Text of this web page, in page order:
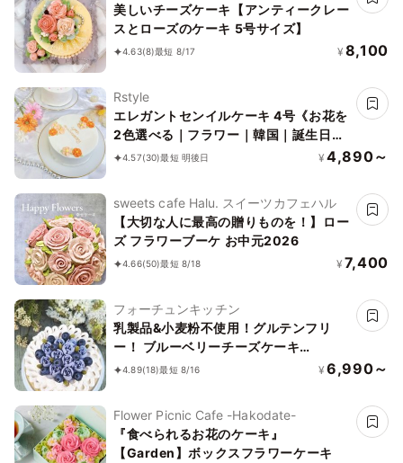
美しいチーズケーキ【アンティークレー
スとローズのケーキ 5号サイズ】
4.63(8)最短 8/17 ¥ 8,100
Rstyle
エレガントセンイルケーキ 4号《お花を
2色選べる｜フラワー｜韓国｜誕生日｜
お好きなメッセージ♪》
4.57(30)最短 明後日 ¥ 4,890～
sweets cafe Halu. スイーツカフェハル
【大切な人に最高の贈りものを！】ロー
ズ フラワーブーケ お中元2026
4.66(50)最短 8/18 ¥ 7,400
フォーチュンキッチン
乳製品&小麦粉不使用！グルテンフリ
ー！ ブルーベリーチーズケーキ
15cm《ヴィーガンスイーツ・ヴィーガ
4.89(18)最短 8/16 ¥ 6,990～
Flower Picnic Cafe -Hakodate-
『食べられるお花のケーキ』
【Garden】ボックスフラワーケーキ